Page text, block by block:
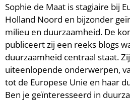
Sophie de Maat is stagiaire bij
Holland Noord en bijzonder
milieu en duurzaamheid. De
publiceert zij een reeks blogs
duurzaamheid centraal staat.
uiteenlopende onderwerpen,
tot de Europese Unie en haar
Ben je geïnteresseerd in